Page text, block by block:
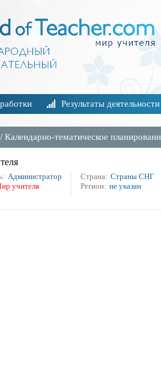
Результаты деятельности
/ Календарно-тематическое
Администратор
учителя
Страна: Страны СНГ
Регион: не указан